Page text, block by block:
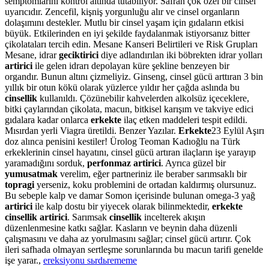
uyarıcıdır. Zencefil, kişniş yorgunluğu alır ve cinsel organların
dolaşımını destekler. Mutlu bir cinsel yaşam için gıdaların etkisi
büyük. Etkilerinden en iyi şekilde faydalanmak istiyorsanız bitter
çikolataları tercih edin. Mesane Kanseri Belirtileri ve Risk Grupları
Mesane, idrargeciktirici diye adlandırılan iki böbrekten idrar yolları
artirici ile gelen idrarı depolayan küre şekline benzeyen bir
organdır. Bunun altını çizmeliyiz. Ginseng, cinsel gücü arttıran 3 bin
yıllık bir otun kökü olarak yüzlerce yıldır her çağda aslında bu
cinsellik kullanıldı. Çözünebilir kahvelerden alkolsüz içeceklere,
bitki çaylarından çikolata, macun, bitkisel karışım ve takviye edici
gıdalara kadar onlarca erkekte ilaç etken maddeleri tespit edildi.
Mısırdan yerli Viagra üretildi. Benzer Yazılar. Erkekte23 Eylül Aşırı
doz alınca penisini kestiler! Ürolog Teoman Kadıoğlu na Türk
erkeklerinin cinsel hayatını, cinsel gücü artıran ilaçların işe yarayıp
yaramadığını sorduk, perfonmaz artirici. Ayrıca güzel bir
yumusatmak verelim, eğer partneriniz ile beraber sarımsaklı bir
topragi yerseniz, koku problemini de ortadan kaldırmış olursunuz.
Bu sebeple kalp ve damar Somon içerisinde bulunan omega-3 yağ
artirici ile kalp dostu bir yiyecek olarak bilinmektedir, erkekte
cinsellik artirici. Sarımsak cinsellik incelterek akışın
düzenlenmesine katkı sağlar. Kasların ve beynin daha düzenli
çalışmasını ve daha az yorulmasını sağlar; cinsel gücü artırır. Çok
ileri safhada olmayan sertleşme sorunlarında bu macun tarifi genelde
işe yarar., ereksiyonu sьrdьrememe